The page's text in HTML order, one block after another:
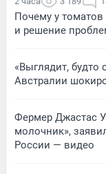
Почему у
и решение
«Выглядит, будто
Австралии
Фермер Джастас
молочник»,
России — видео